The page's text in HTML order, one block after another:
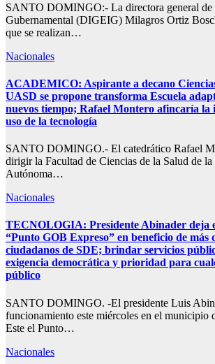
SANTO DOMINGO:- La directora general de
Gubernamental (DIGEIG) Milagros Ortiz
que se realizan…
Nacionales
ACADEMICO: Aspirante a decano
UASD se propone transforma Escuela
nuevos tiempo; Rafael Montero afincaría la
uso de la tecnología
SANTO DOMINGO.- El catedrático Rafael
dirigir la Facultad de Ciencias de la Salud de
Autónoma…
Nacionales
TECNOLOGIA: Presidente Abinader deja
“Punto GOB Expreso” en beneficio de más
ciudadanos de SDE; brindar servicios
exigencia democrática y prioridad para
público
SANTO DOMINGO. -El presidente Luis
funcionamiento este miércoles en el municipio
Este el Punto…
Nacionales